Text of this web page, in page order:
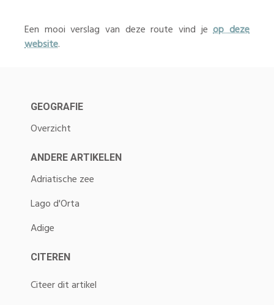
Een mooi verslag van deze route vind jeop deze
website.
GEOGRAFIE
Overzicht
ANDERE ARTIKELEN
Adriatische zee
Lago d'Orta
Adige
CITEREN
Citeer dit artikel